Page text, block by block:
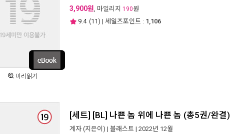
미리읽기
3,900원, 마일리지 190원
9.4 (11) | 세일즈포인트 : 1,106
[세트] [BL] 나쁜 놈 위에 나쁜 놈 (총5권/완결)
계자 (지은이) | 블래스트 | 2022년 12월